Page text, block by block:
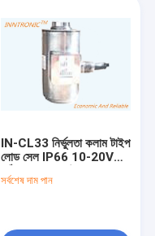
IN-CL33 নির্ভুলতা কলাম টাইপ
লোড সেল IP66 10-20V
ভোল্টেজ
সর্বশেষ দাম পান